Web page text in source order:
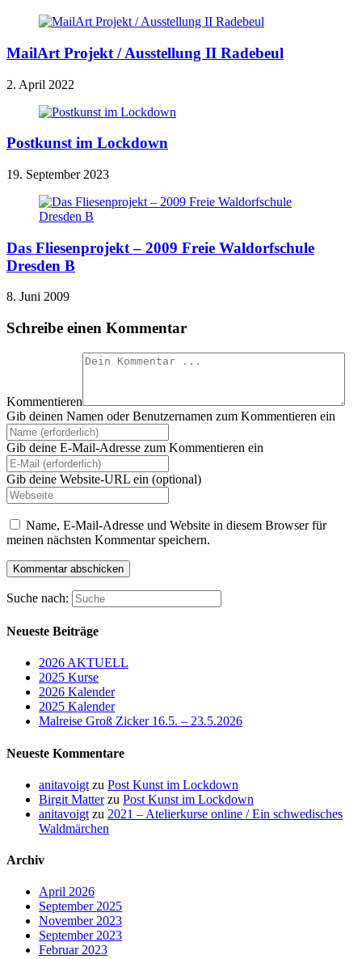
MailArt Projekt / Ausstellung II Radebeul
2. April 2022
Postkunst im Lockdown
19. September 2023
Das Fliesenprojekt – 2009 Freie Waldorfschule
Dresden B
8. Juni 2009
Schreibe einen Kommentar
Kommentieren
Gib deinen Namen oder Benutzernamen zum Kommentieren ein
Gib deine E-Mail-Adresse zum Kommentieren ein
Gib deine Website-URL ein (optional)
Name, E-Mail-Adresse und Website in diesem Browser für
meinen nächsten Kommentar speichern.
Suche nach:
Neueste Beiträge
2026 AKTUELL
2025 Kurse
2026 Kalender
2025 Kalender
Malreise Groß Zicker 16.5. – 23.5.2026
Neueste Kommentare
anitavoigt zu Post Kunst im Lockdown
Birgit Matterzu Post Kunst im Lockdown
anitavoigt zu 2021 – Atelierkurse online / Ein schwedisches
Waldmärchen
Archiv
April 2026
September 2025
November 2023
September 2023
Februar 2023